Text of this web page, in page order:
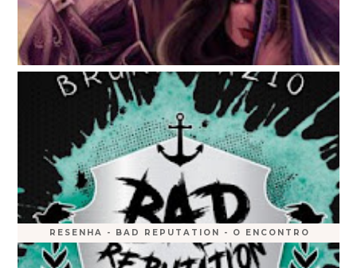
RESENHA - BAD REPUTATION - O ENCONTRO